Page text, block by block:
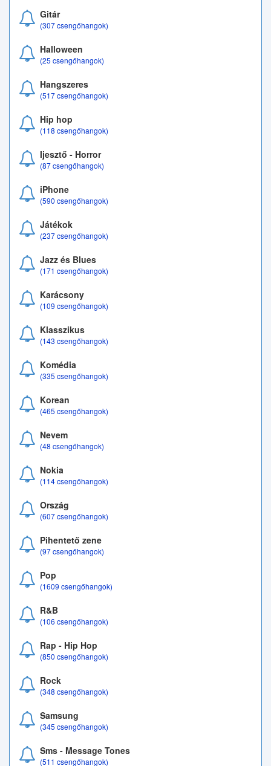
Gitár
(307 csengőhangok)
Halloween
(25 csengőhangok)
Hangszeres
(517 csengőhangok)
Hip hop
(118 csengőhangok)
Ijesztő - Horror
(87 csengőhangok)
iPhone
(590 csengőhangok)
Játékok
(237 csengőhangok)
Jazz és Blues
(171 csengőhangok)
Karácsony
(109 csengőhangok)
Klasszikus
(143 csengőhangok)
Komédia
(335 csengőhangok)
Korean
(465 csengőhangok)
Nevem
(48 csengőhangok)
Nokia
(114 csengőhangok)
Ország
(607 csengőhangok)
Pihentető zene
(97 csengőhangok)
Pop
(1609 csengőhangok)
R&B
(106 csengőhangok)
Rap - Hip Hop
(850 csengőhangok)
Rock
(348 csengőhangok)
Samsung
(345 csengőhangok)
Sms - Message Tones
(511 csengőhangok)